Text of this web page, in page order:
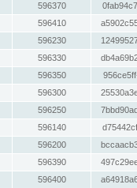
596370
596410
596230
596330
596350
596300
596250
596140
596200
596390
596400